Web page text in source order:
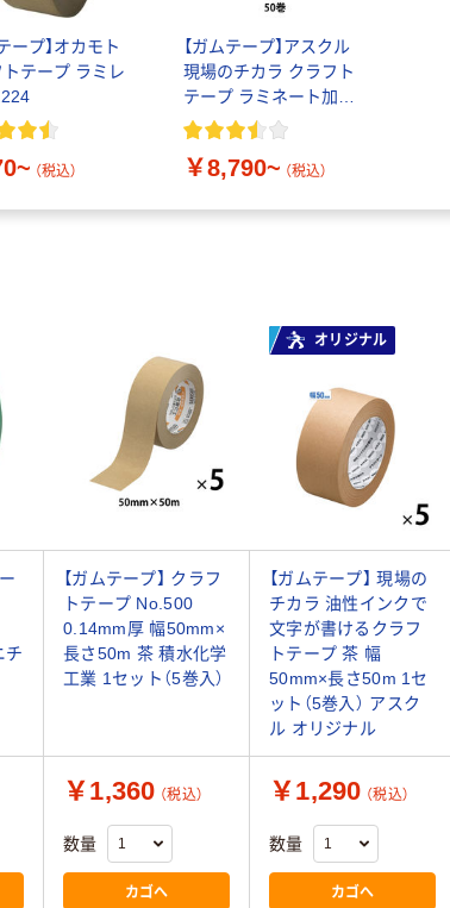
ープ】オカモト
トテープ ラミレ
（税込）
【ガムテープ】アスクル
現場のチカラ クラフト
テープ ラミネート加工
簡易包装タイプ
￥8,790~ （税込）
オリジナル
チ
【ガムテープ】 クラフ
トテープ No.500
0.14mm厚 幅50mm×
長さ50m 茶 積水化学
工業 1セット（5巻入）
【ガムテープ】 現場の
チカラ 油性インクで
文字が書けるクラフ
トテープ 茶 幅
50mm×長さ50m 1セ
ット（5巻入） アスク
ル オリジナル
￥1,360 （税込）
数量
カゴへ
￥1,290 （税込）
数量
カゴへ